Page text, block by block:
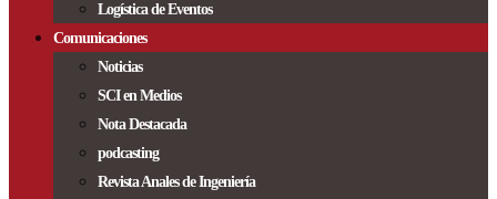
Logística de Eventos
Comunicaciones
Noticias
SCI en Medios
Nota Destacada
podcasting
Revista Anales de Ingeniería